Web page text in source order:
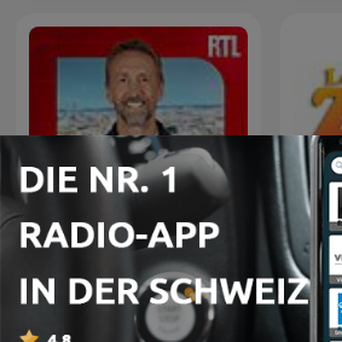
L'œil de Philippe
Caverivière